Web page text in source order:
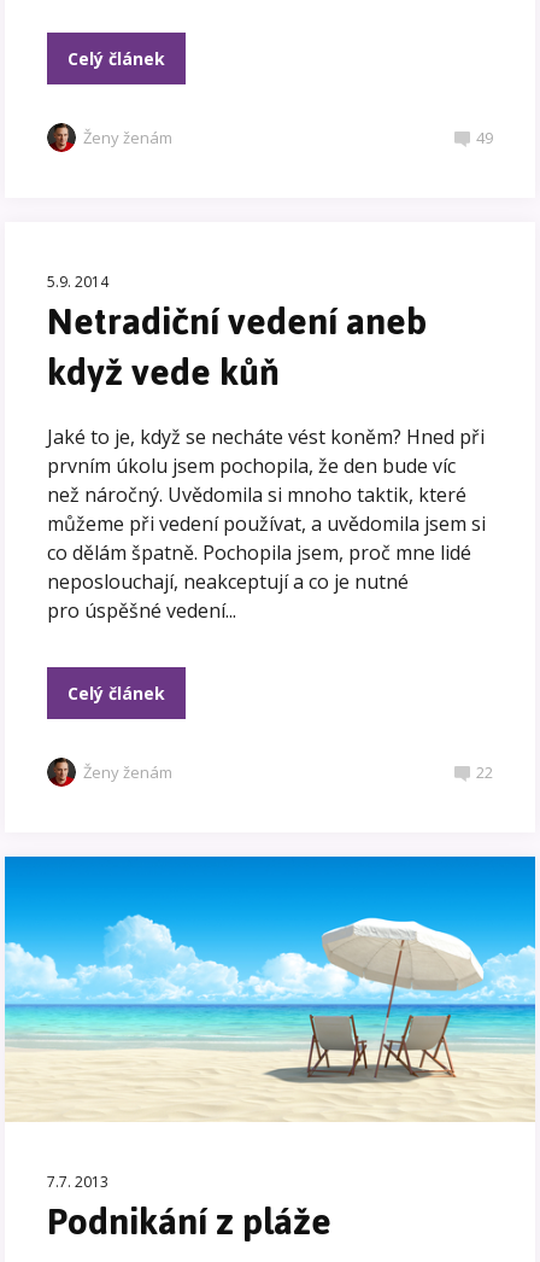
Celý článek
Ženy ženám 49
5.9. 2014
Netradiční vedení aneb
když vede kůň
Jaké to je, když se necháte vést koněm? Hned při
prvním úkolu jsem pochopila, že den bude víc
než náročný. Uvědomila si mnoho taktik, které
můžeme při vedení používat, a uvědomila jsem si
co dělám špatně. Pochopila jsem, proč mne lidé
neposlouchají, neakceptují a co je nutné
pro úspěšné vedení...
Celý článek
Ženy ženám 22
7.7. 2013
Podnikání z pláže